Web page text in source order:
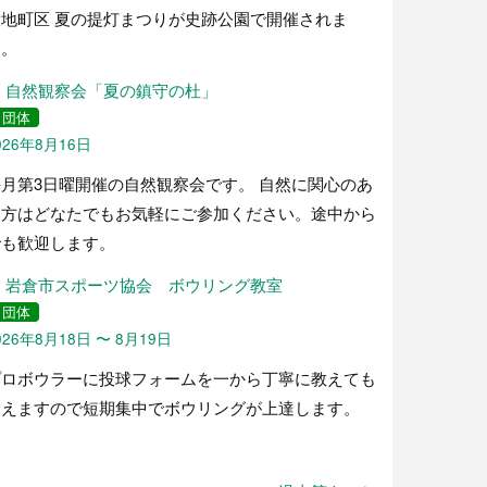
町区 夏の提灯まつりが史跡公園で開催されま
自然観察会「夏の鎮守の杜」
団体
年8月16日
第3日曜開催の自然観察会です。 自然に関心のあ
はどなたでもお気軽にご参加ください。途中から
歓迎します。
岩倉市スポーツ協会 ボウリング教室
団体
年8月18日 〜 8月19日
ボウラーに投球フォームを一から丁寧に教えても
ますので短期集中でボウリングが上達します。